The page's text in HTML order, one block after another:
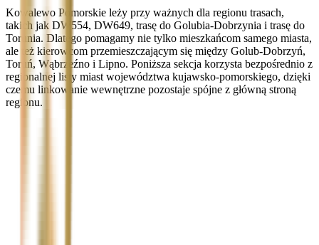
Kowalewo Pomorskie leży przy ważnych dla regionu trasach,
takich jak DW554, DW649, trasę do Golubia-Dobrzynia i trasę do
Torunia. Dlatego pomagamy nie tylko mieszkańcom samego miasta,
ale też kierowcom przemieszczającym się między Golub-Dobrzyń,
Toruń, Wąbrzeźno i Lipno. Poniższa sekcja korzysta bezpośrednio z
regionalnej listy miast województwa kujawsko-pomorskiego, dzięki
czemu linkowanie wewnętrzne pozostaje spójne z główną stroną
regionu.